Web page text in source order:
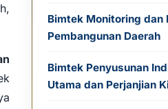
Bimtek Monitoring dan
Pembangunan Daerah
Bimtek Penyusunan
Utama dan Perjanjian